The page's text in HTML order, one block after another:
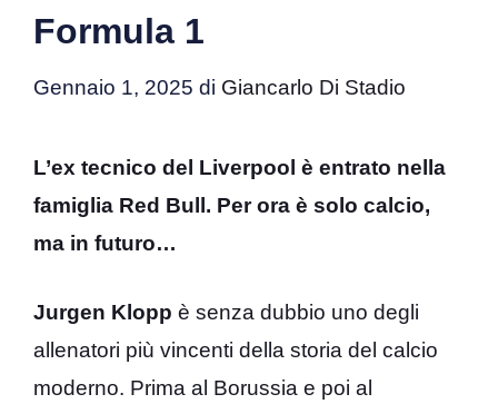
Formula 1
Gennaio 1, 2025 di Giancarlo Di Stadio
L’ex tecnico del Liverpool è entrato nella
famiglia Red Bull. Per ora è solo calcio,
ma in futuro…
Jurgen Klopp è senza dubbio uno degli
allenatori più vincenti della storia del calcio
moderno. Prima al Borussia e poi al